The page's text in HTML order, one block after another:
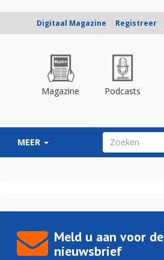
Digitaal Magazine Registreer
Magazine Podcasts
MEER ZOEKVELD
Meld u aan voor de
nieuwsbrief